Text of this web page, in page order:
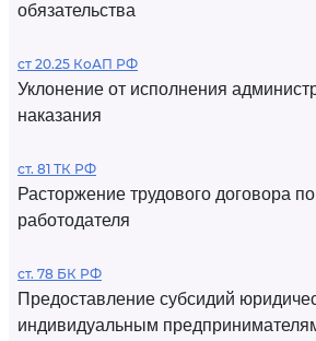
обязательства
ст 20.25 КоАП РФ
Уклонение от исполнения
наказания
ст. 81 ТК РФ
Расторжение трудового договора
работодателя
ст. 78 БК РФ
Предоставление субсидий
индивидуальным